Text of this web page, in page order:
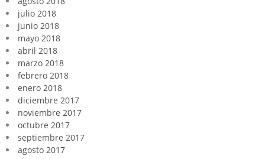
julio 2018
junio 2018
mayo 2018
abril 2018
marzo 2018
febrero 2018
enero 2018
diciembre 2017
noviembre 2017
octubre 2017
septiembre 2017
agosto 2017